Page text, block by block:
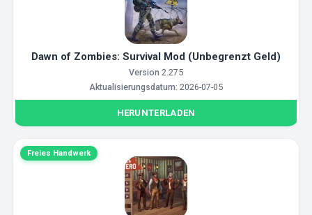
Dawn of Zombies: Survival Mod (Unbegrenzt Geld)
Version 2.275
Aktualisierungsdatum: 2026-07-05
HERUNTERLADEN
Freies Handwerk